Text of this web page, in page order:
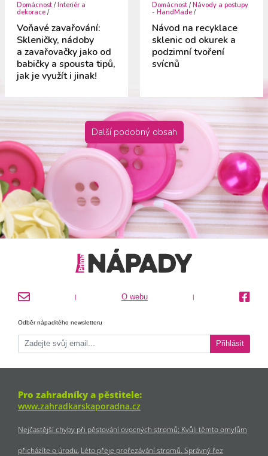
Domácnost /Interiér a
dekorace /
Voňavé zavařování:
Skleničky, nádoby
a zavařovačky jako od
babičky a spousta tipů,
jak je využít i jinak!
Domácnost /Návody a postupy
- HandMade /
Návod na recyklace
sklenic od okurek a
podzimní tvoření
svícnů
Další podobný obsah
| O webu |
Odběr nápaditého newsletteru
Přihlásit
Pro zahradníky a pěstitele:
www.zahradkarskaporadna.cz
Nejčastější chyby při pěstování ovocných stromů: Kvůli těmto omylům
přicházíte o úrodu Léto přeje prořezávání stromů. Správný řez